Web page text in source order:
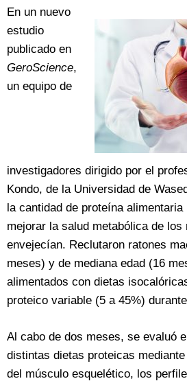
En un nuevo
estudio
publicado en
GeroScience,
un equipo de
investigadores dirigido por el
Kondo, de la Universidad de
la cantidad de proteína
mejorar la salud metabólica de los
envejecían. Reclutaron ratones
meses) y de mediana edad (16
alimentados con dietas
proteico variable (5 a 45%)
Al cabo de dos meses, se evaluó
distintas dietas proteicas
del músculo esquelético, los